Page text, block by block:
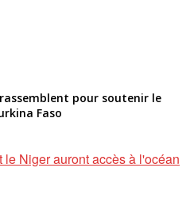
pour soutenir le
Faso